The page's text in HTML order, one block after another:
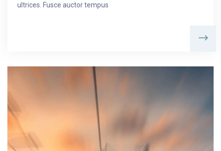
ultrices. Fusce auctor tempus